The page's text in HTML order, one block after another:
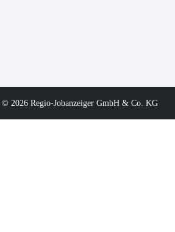
© 2026 Regio-Jobanzeiger GmbH & Co. KG